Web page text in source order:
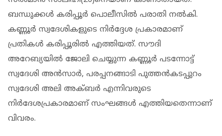
ബന്ധുക്കള്‍ കരിപ്പൂര്‍ പൊലീസില്‍ പരാതി നല്‍കി.
കണ്ണൂര്‍ സ്വദേശികളുടെ നിര്‍ദ്ദേശ പ്രകാരമാണ്
പ്രതികള്‍ കരിപ്പൂരില്‍ എത്തിയത്. സൗദി
അറേബ്യയില്‍ ജോലി ചെയ്യുന്ന കണ്ണൂര്‍ പടന്നോട്ട്
സ്വദേശി അന്‍സാര്‍, പരപ്പനങ്ങാടി പുത്തന്‍കടപ്പുറം
സ്വദേശി അലി അക്ബര്‍ എന്നിവരുടെ
നിര്‍ദേശപ്രകാരമാണ് സംഘങ്ങള്‍ എത്തിയതെന്നാണ്
വിവരം.